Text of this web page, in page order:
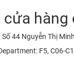
cửa hàng
44 Nguyễn Thị
F5, C06-